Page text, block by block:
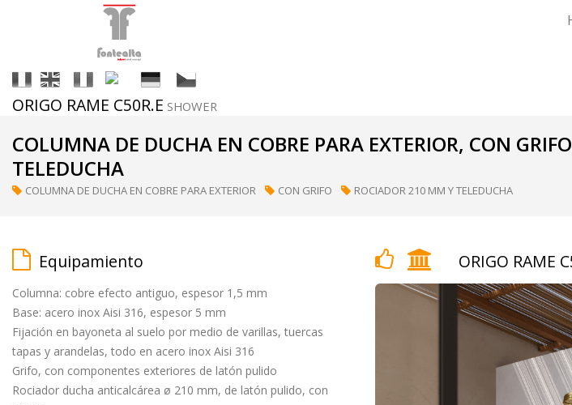
ral
matt
black
ORIGO RAME C50R.E SHOWER
COLUMNA DE DUCHA EN COBRE PARA EXTERIOR, CON
TELEDUCHA
COLUMNA DE DUCHA EN COBRE PARA EXTERIOR CON GRIFO ROCIADOR 210 MM Y TELEDUCHA
Equipamiento
Columna: cobre efecto antiguo, espesor 1,5 mm
Base: acero inox Aisi 316, espesor 5 mm
Fijación en bayoneta al suelo por medio de varillas, tuercas
tapas y arandelas, todo en acero inox Aisi 316
Grifo, con componentes exteriores de latón pulido
Rociador ducha anticalcárea ø 210 mm, de latón pulido, con
ORIGO RAME